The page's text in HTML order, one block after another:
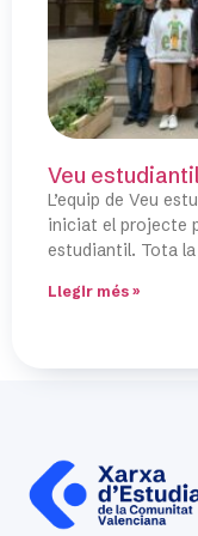
Veu
L’equip de Veu
iniciat el projecte
estudiantil. Tota
Llegir més »